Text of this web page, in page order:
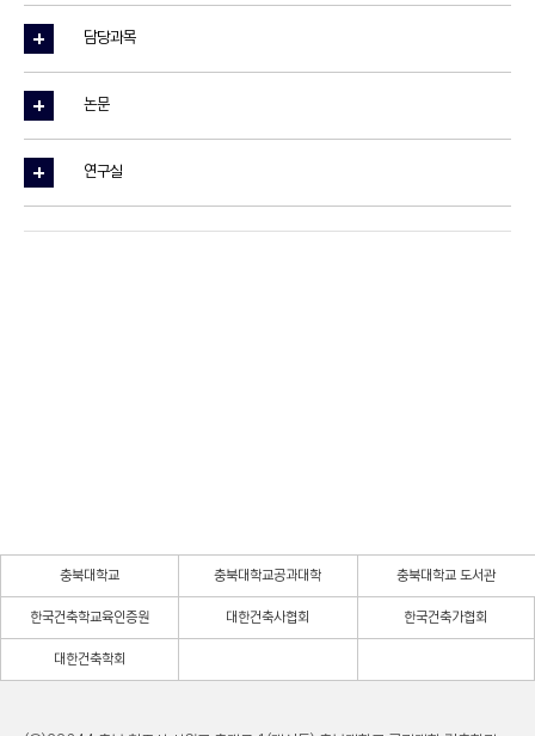
담당과목
논문
연구실
충북대학교 충북대학교공과대학 충북대학교 도서관
한국건축학교육인증원 대한건축사협회 한국건축가협회
대한건축학회